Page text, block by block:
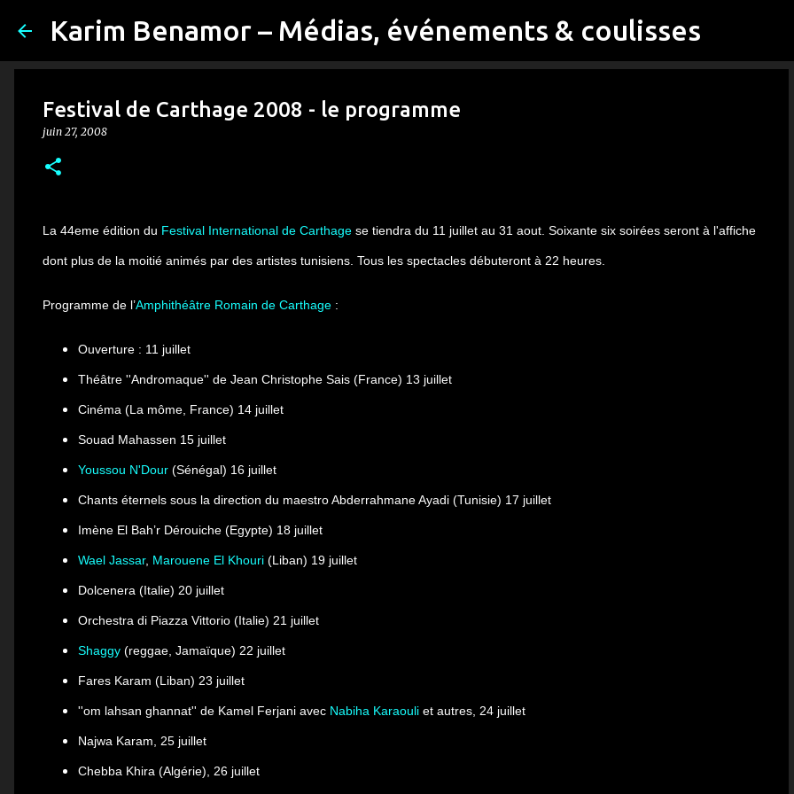
Accéder au contenu principal
Karim Benamor – Médias, événements & coulisses
Festival de Carthage 2008 - le programme
juin 27, 2008
La 44eme édition du Festival International de Carthage se tiendra du 11 juillet au 31 aout. Soixante six soirées seront à l'affiche
dont plus de la moitié animés par des artistes tunisiens. Tous les spectacles débuteront à 22 heures.
Programme de l’Amphithéâtre Romain de Carthage :
Ouverture : 11 juillet
Théâtre ''Andromaque'' de Jean Christophe Sais (France) 13 juillet
Cinéma (La môme, France) 14 juillet
Souad Mahassen 15 juillet
Youssou N'Dour (Sénégal) 16 juillet
Chants éternels sous la direction du maestro Abderrahmane Ayadi (Tunisie) 17 juillet
Imène El Bah’r Dérouiche (Egypte) 18 juillet
Wael Jassar, Marouene El Khouri (Liban) 19 juillet
Dolcenera (Italie) 20 juillet
Orchestra di Piazza Vittorio (Italie) 21 juillet
Shaggy (reggae, Jamaïque) 22 juillet
Fares Karam (Liban) 23 juillet
''om lahsan ghannat'' de Kamel Ferjani avec Nabiha Karaouli et autres, 24 juillet
Najwa Karam, 25 juillet
Chebba Khira (Algérie), 26 juillet